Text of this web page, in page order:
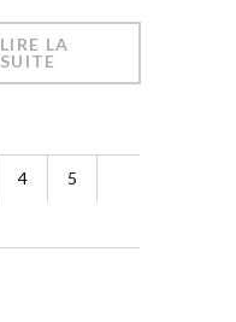
LIRE LA
SUITE
4 5